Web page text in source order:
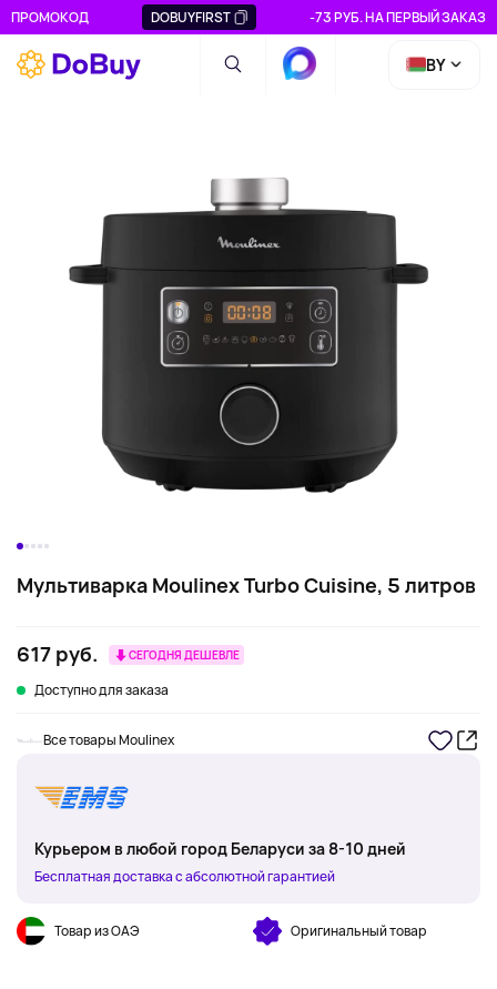
ПРОМОКОД DOBUYFIRST -73 РУБ. НА ПЕРВЫЙ ЗАКАЗ
BY
Мультиварка Moulinex Turbo Cuisine, 5 литров
617 руб. СЕГОДНЯ ДЕШЕВЛЕ
Доступно для заказа
Все товары Moulinex
Курьером в любой город Беларуси за 8-10 дней
Бесплатная доставка с абсолютной гарантией
Товар из ОАЭ Оригинальный товар